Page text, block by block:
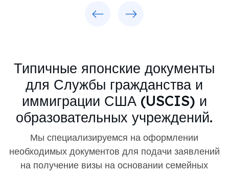
Типичные японские документы
для Службы гражданства и
иммиграции США (USCIS) и
образовательных учреждений.
Мы специализируемся на оформлении
необходимых документов для подачи заявлений
на получение визы на основании семейных